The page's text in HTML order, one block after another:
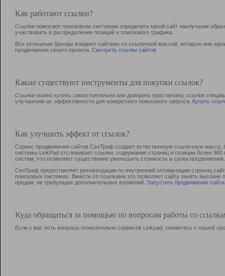
Как работают ссылки?
Ссылки помогают поисковым системам определить какой сайт наилучшим
участвовать в раcпределении позиций и поискового трафика.
Все успешные бренды владеют сайтами со ссылочной массой, которую они
продвижения своего проекта. Смотреть ссылки сайтов
Какие существуют инструменты для покупки ссылок?
Ссылки можно купить самостоятельно или доверить простановку ссылок
улучшению их эффективности для конкретного поискового запроса. Купить
Как улучшить эффект от ссылок?
Сервис продвижения сайтов СеоТраф создает естественную ссылочную
системы LinkPad отслеживает ссылки, содержание страниц и позиции более
систем, что позволяет существенно уменьшить стоимость и сроки продвижения.
СеоТраф предоставляет рекомендации по внутренней оптимизации страниц
поисковых системах. Вместе со ссылками это позволяет сайту занять
продаж, не требующих дополнительных вложений. Запустить продвижение сайта
Куда обращаться за помощью по вопросам работы со
Если у вас есть вопросы относительно сервисов Linkpad, свяжитесь с нашей